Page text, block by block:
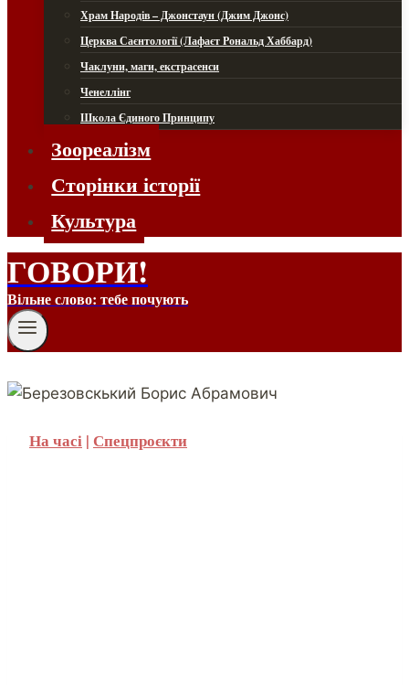
Храм Народів – Джонстаун (Джим Джонс)
Церква Саєнтології (Лафаєт Рональд Хаббард)
Чаклуни, маги, екстрасенси
Ченеллінг
Школа Єдиного Принципу
Зоореалізм
Сторінки історії
Культура
ГОВОРИ!
Вільне слово: тебе почують
На часі | Спецпроєкти